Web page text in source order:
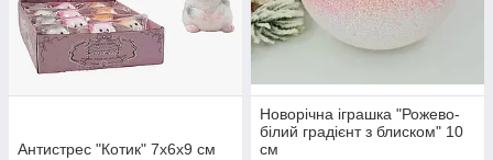
Антистрес "Котик" 7х6х9 см
Новорічна іграшка "Рожево-
білий градієнт з блиском" 10
см